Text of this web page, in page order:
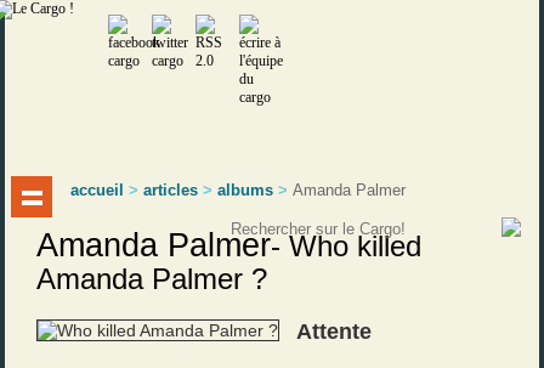
accueil >articles >albums >Amanda Palmer
Amanda Palmer-Who killed
Amanda Palmer ?
Attente